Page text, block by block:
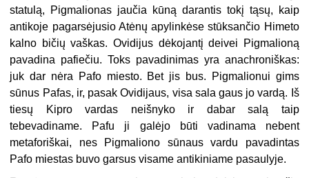
statulą, Pigmalionas jaučia kūną darantis tokį tąsų, kaip
antikoje pagarsėjusio Atėnų apylinkėse stūksančio Himeto
kalno bičių vaškas. Ovidijus dėkojantį deivei Pigmalioną
pavadina pafiečiu. Toks pavadinimas yra anachroniškas:
juk dar nėra Pafo miesto. Bet jis bus. Pigmalionui gims
sūnus Pafas, ir, pasak Ovidijaus, visa sala gaus jo vardą. Iš
tiesų Kipro vardas neišnyko ir dabar salą taip
tebevadiname. Pafu ji galėjo būti vadinama nebent
metaforiškai, nes Pigmaliono sūnaus vardu pavadintas
Pafo miestas buvo garsus visame antikiniame pasaulyje.